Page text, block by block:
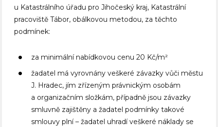
u Katastrálního úřadu pro Jihočeský kraj, Katastrální
pracoviště Tábor, obálkovou metodou, za těchto
podmínek:
za minimální nabídkovou cenu 20 Kč/m²
žadatel má vyrovnány veškeré závazky vůči městu
J. Hradec, jím zřízeným právnickým osobám
a organizačním složkám, případně jsou závazky
smluvně zajištěny a žadatel podmínky takové
smlouvy plní – žadatel uhradí veškeré náklady se